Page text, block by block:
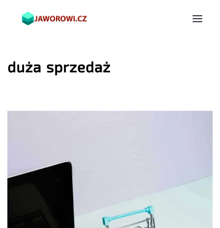
duża sprzedaż